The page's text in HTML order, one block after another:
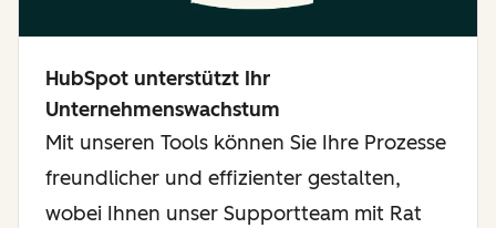
HubSpot unterstützt Ihr
Unternehmenswachstum
Mit unseren Tools können Sie Ihre Prozesse
freundlicher und effizienter gestalten,
wobei Ihnen unser Supportteam mit Rat